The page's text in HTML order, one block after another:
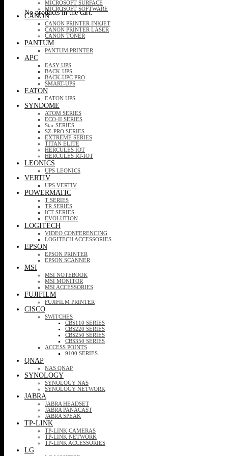
No products in the cart.
MICROSOFT SURFACE
MICROSOFT SOFTWARE
CANON
CANON PRINTER INKJET
CANON PRINTER LASER
CANON TONER
PANTUM
PANTUM PRINTER
APC
EASY UPS
BACK-UPS
BACK-UPC PRO
SMART-UPS
EATON
EATON UPS
SYNDOME
ATOM SERIES
ECO-II SERIES
Star SERIES
SZ-PRO SERIES
EXTREME SERIES
TITAN ELITE
HERCULES IOT
HERCULES RT-IOT
LEONICS
UPS LEONICS
VERTIV
UPS VERTIV
POWERMATIC
T SERIES
TR SERIES
ICT SERIES
EVOLUTION
LOGITECH
VIDEO CONFERENCING
LOGITECH ACCESSORIES
EPSON
EPSON PRINTER
EPSON SCANNER
MSI
MSI NOTEBOOK
MSI MONITOR
MSI ACCESSORIES
FUJIFILM
FUJIFILM PRINTER
CISCO
SWITCHES
CBS110 SERIES
CBS220 SERIES
CBS250 SERIES
CBS350 SERIES
ACCESS POINTS
9100 SERIES
QNAP
NAS QNAP
SYNOLOGY
SYNOLOGY NAS
SYNOLOGY NETWORK
JABRA
JABRA HEADSET
JABRA PANACAST
JABRA SPEAK
TP-LINK
TP-LINK CAMERAS
TP-LINK NETWORK
TP-LINK ACCESSORIES
LG